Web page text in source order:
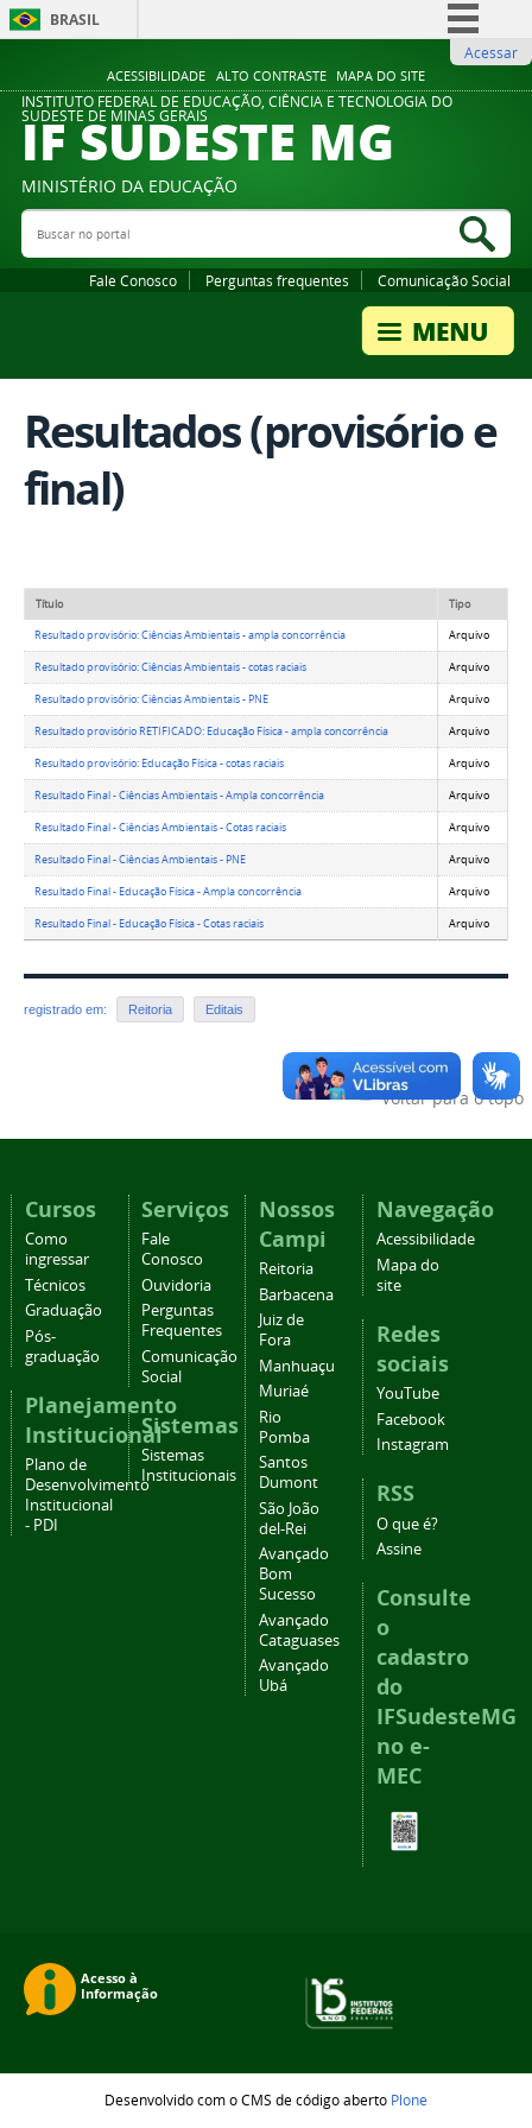
ACESSIBILIDADE ALTO CONTRASTE MAPA DO SITE
BRASIL
Comunica BR
Participe
Legislação
Acessar
INSTITUTO FEDERAL DE EDUCAÇÃO, CIÊNCIA E TECNOLOGIA DO
SUDESTE DE MINAS GERAIS
IF SUDESTE MG
MINISTÉRIO DA EDUCAÇÃO
Buscar no portal
Fale Conosco Perguntas frequentes Comunicação Social
Resultados (provisório e
final)
Título Tipo
Resultado provisório: Ciências Ambientais - ampla concorrência Arquivo
Resultado provisório: Ciências Ambientais - cotas raciais Arquivo
Resultado provisório: Ciências Ambientais - PNE Arquivo
Resultado provisório RETIFICADO: Educação Física - ampla concorrência Arquivo
Resultado provisório: Educação Física - cotas raciais Arquivo
Resultado Final - Ciências Ambientais - Ampla concorrência Arquivo
Resultado Final - Ciências Ambientais - Cotas raciais Arquivo
Resultado Final - Ciências Ambientais - PNE Arquivo
Resultado Final - Educação Física - Ampla concorrência Arquivo
Resultado Final - Educação Física - Cotas raciais Arquivo
registrado em: Reitoria Editais
Voltar para o topo
Cursos
Como
ingressar
Técnicos
Graduação
Pós-
graduação
Planejamento
Institucional
Plano de
Desenvolvimento
Institucional
- PDI
Serviços
Fale
Conosco
Ouvidoria
Perguntas
Frequentes
Comunicação
Social
Sistemas
Sistemas
Institucionais
Nossos
Campi
Reitoria
Barbacena
Juiz de
Fora
Manhuaçu
Muriaé
Rio
Pomba
Santos
Dumont
São João
del-Rei
Avançado
Bom
Sucesso
Avançado
Cataguases
Avançado
Ubá
Navegação
Acessibilidade
Mapa do
site
Redes
sociais
YouTube
Facebook
Instagram
RSS
O que é?
Assine
Consulte
o
cadastro
do
IFSudesteMG
no e-
MEC
Desenvolvido com o CMS de código aberto Plone